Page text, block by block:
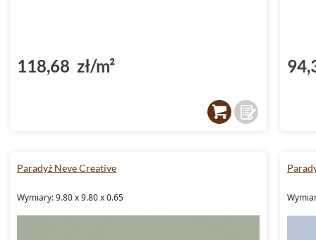
118,68 zł/m²
Paradyż Neve Creative
Wymiary: 9.80 x 9.80 x 0.65